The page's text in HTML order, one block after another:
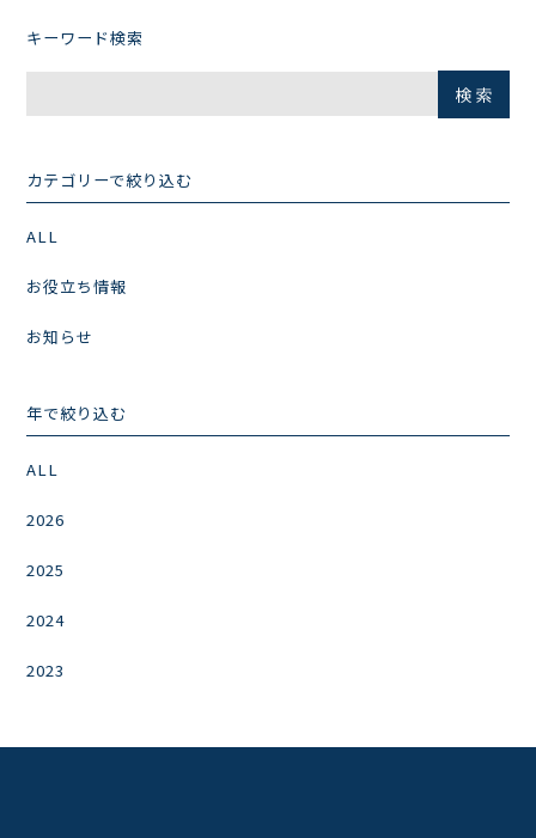
キーワード検索
カテゴリーで絞り込む
ALL
お役立ち情報
お知らせ
年で絞り込む
ALL
2026
2025
2024
2023